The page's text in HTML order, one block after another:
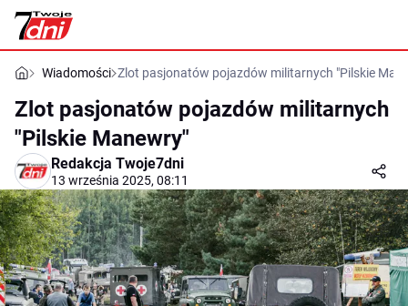
Wiadomości Zlot pasjonatów pojazdów militarnych "Pilskie
Zlot pasjonatów pojazdów militarnych
"Pilskie Manewry"
Redakcja Twoje7dni
13 września 2025, 08:11